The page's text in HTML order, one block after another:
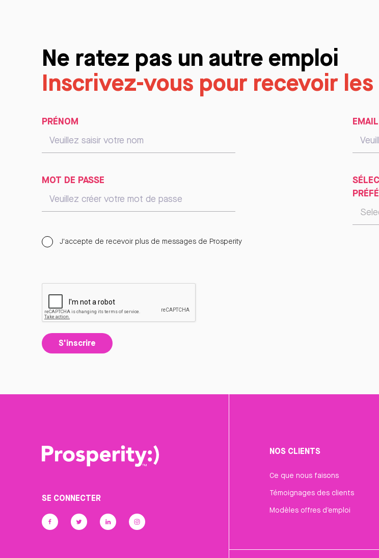
Ne ratez pas un autre emploi
Inscrivez-vous pour recevoir
PRÉNOM EMAIL
MOT DE PASSE
J'accepte de recevoir plus de messages de Prosperity
S'inscrire
SE CONNECTER
NOS CLIENTS
Ce que nous faisons
Témoignages des clients
Modèles offres d’emploi